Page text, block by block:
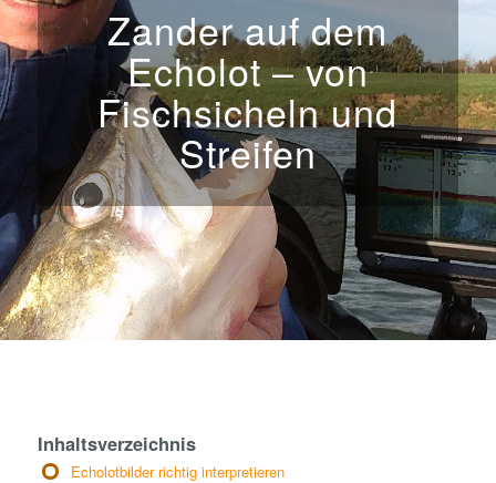
Zander auf dem
Echolot – von
Fischsicheln und
Streifen
Inhaltsverzeichnis
Echolotbilder richtig interpretieren